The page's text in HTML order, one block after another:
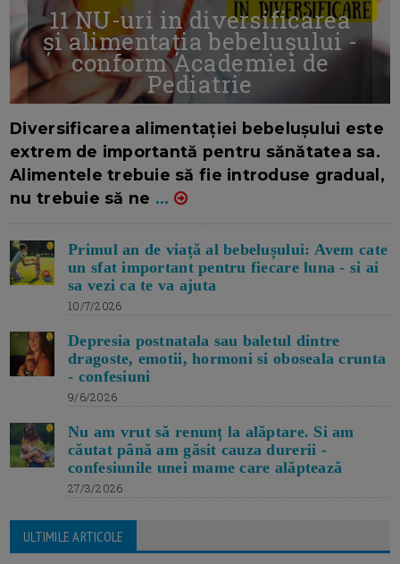
11 NU-uri in diversificarea
și alimentația bebelușului -
conform Academiei de
Pediatrie
Diversificarea alimentației bebelușului este
extrem de importantă pentru sănătatea sa.
Alimentele trebuie să fie introduse gradual,
nu trebuie să ne ...
Primul an de viață al bebelușului: Avem cate
un sfat important pentru fiecare luna - si ai
sa vezi ca te va ajuta
10/7/2026
Depresia postnatala sau baletul dintre
dragoste, emotii, hormoni si oboseala crunta
- confesiuni
9/6/2026
Nu am vrut să renunț la alăptare. Si am
căutat până am găsit cauza durerii -
confesiunile unei mame care alăptează
27/3/2026
ULTIMILE ARTICOLE